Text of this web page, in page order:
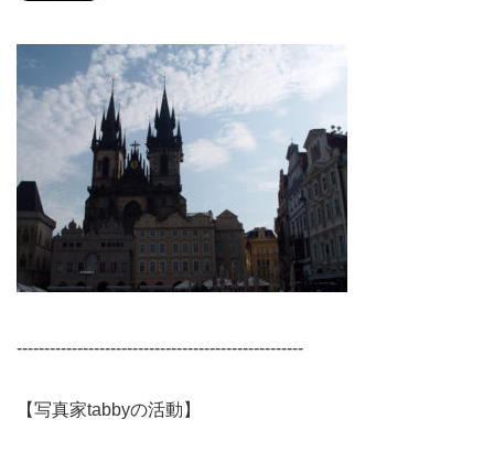
----------------------------------------------------
【写真家tabbyの活動】